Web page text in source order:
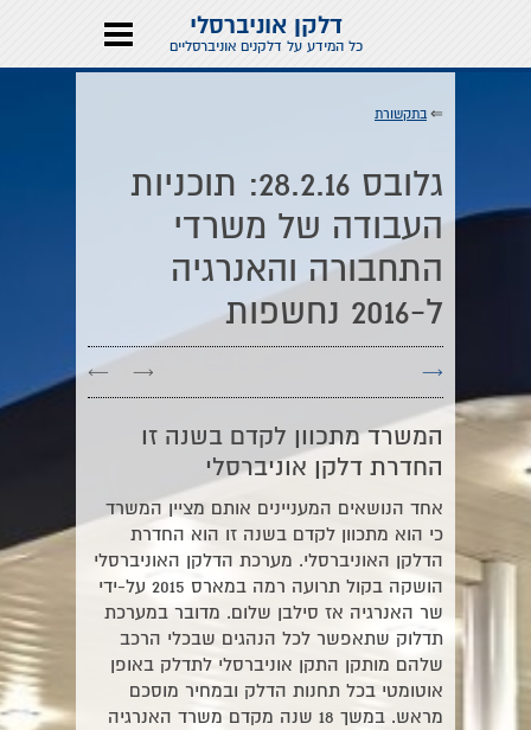
דלקן אוניברסלי
כל המידע על דלקנים אוניברסליים
⇐ בתקשורת
גלובס 28.2.16: תוכניות
העבודה של משרדי
התחבורה והאנרגיה
ל-2016 נחשפות
→
→
←
המשרד מתכוון לקדם בשנה זו
החדרת דלקן אוניברסלי
אחד הנושאים המעניינים אותם מציין המשרד
כי הוא מתכוון לקדם בשנה זו הוא החדרת
הדלקן האוניברסלי. מערכת הדלקן האוניברסלי
הושקה בקול תרועה רמה במארס 2015 על-ידי
שר האנרגיה אז סילבן שלום. מדובר במערכת
תדלוק שתאפשר לכל הנהגים שבכלי הרכב
שלהם מותקן התקן אוניברסלי לתדלק באופן
אוטומטי בכל תחנות הדלק ובמחיר מוסכם
מראש. במשך 18 שנה מקדם משרד האנרגיה